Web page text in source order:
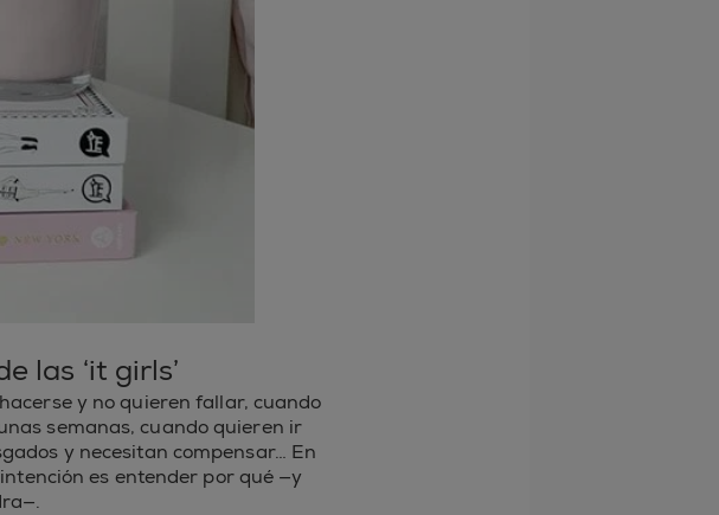
las ‘it girls’
y no quieren fallar, cuando
semanas, cuando quieren ir
y necesitan compensar… En
es entender por qué —y